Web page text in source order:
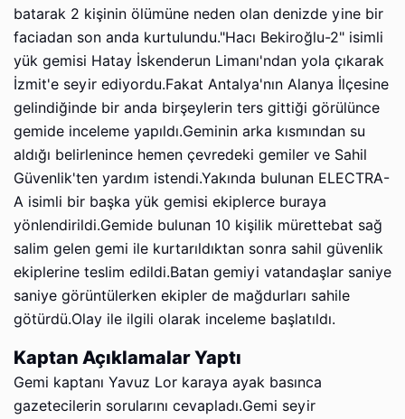
batarak 2 kişinin ölümüne neden olan denizde yine bir
faciadan son anda kurtulundu."Hacı Bekiroğlu-2" isimli
yük gemisi Hatay İskenderun Limanı'ndan yola çıkarak
İzmit'e seyir ediyordu.Fakat Antalya'nın Alanya İlçesine
gelindiğinde bir anda birşeylerin ters gittiği görülünce
gemide inceleme yapıldı.Geminin arka kısmından su
aldığı belirlenince hemen çevredeki gemiler ve Sahil
Güvenlik'ten yardım istendi.Yakında bulunan ELECTRA-
A isimli bir başka yük gemisi ekiplerce buraya
yönlendirildi.Gemide bulunan 10 kişilik mürettebat sağ
salim gelen gemi ile kurtarıldıktan sonra sahil güvenlik
ekiplerine teslim edildi.Batan gemiyi vatandaşlar saniye
saniye görüntülerken ekipler de mağdurları sahile
götürdü.Olay ile ilgili olarak inceleme başlatıldı.
Kaptan Açıklamalar Yaptı
Gemi kaptanı Yavuz Lor karaya ayak basınca
gazetecilerin sorularını cevapladı.Gemi seyir